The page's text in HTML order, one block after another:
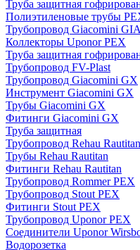
Труба защитная
Полиэтиленовые трубы
Трубопровод Giacomini
Коллекторы Uponor PEX
Труба защитная
Трубопровод FV-Plast
Трубопровод Giacomini GX
Инструмент Giacomini GX
Трубы Giacomini GX
Фитинги Giacomini GX
Труба защитная
Трубопровод Rehau Rautitan
Трубы Rehau Rautitan
Фитинги Rehau Rautitan
Трубопровод Rommer PEX
Трубопровод Stout PEX
Фитинги Stout PEX
Трубопровод Uponor PEX
Соединители Uponor
Водорозетка